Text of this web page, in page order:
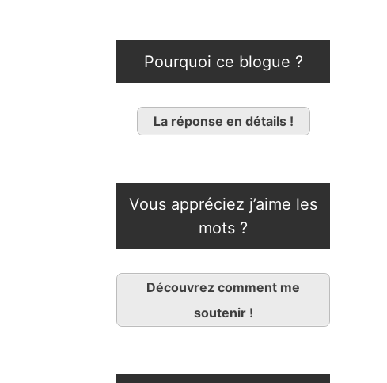
Pourquoi ce blogue ?
La réponse en détails !
Vous appréciez j’aime les
mots ?
Découvrez comment me
soutenir !